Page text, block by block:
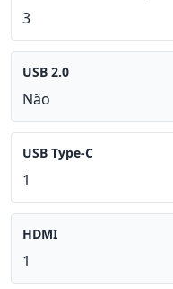
3
USB 2.0
Não
USB Type-C
1
HDMI
1